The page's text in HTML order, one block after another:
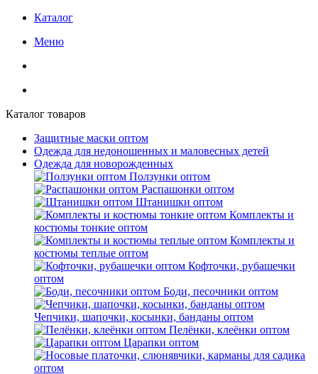
Каталог
Меню
Каталог товаров
Защитные маски оптом
Одежда для недоношенных и маловесных детей
Одежда для новорожденных
Ползунки оптом
Распашонки оптом
Штанишки оптом
Комплекты и
костюмы тонкие оптом
Комплекты и
костюмы теплые оптом
Кофточки, рубашечки
оптом
Боди, песочники оптом
Чепчики, шапочки, косынки, банданы оптом
Пелёнки, клеёнки оптом
Царапки оптом